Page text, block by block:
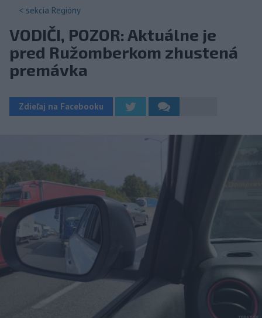
< sekcia Regióny
VODIČI, POZOR: Aktuálne je
pred Ružomberkom zhustená
premávka
Zdieľaj na Facebooku